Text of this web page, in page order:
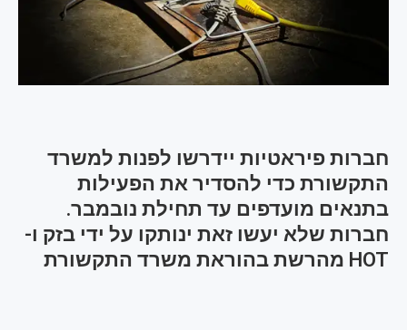
חברות פיראטיות יידרשו לפנות למשרד
התקשורת כדי להסדיר את הפעילות
בתנאים מועדפים עד תחילת נובמבר.
חברות שלא יעשו זאת ינותקו על ידי בזק ו-
HOT מהרשת בהוראת משרד התקשורת